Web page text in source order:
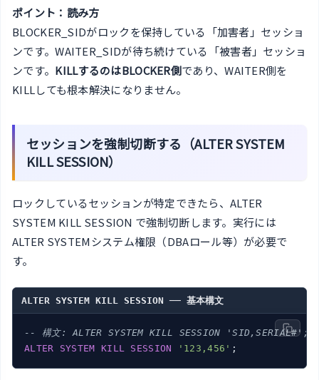
ポイント：読み方
BLOCKER_SIDがロックを保持している「加害者」セッショ
ンです。WAITER_SIDが待ち続けている「被害者」セッショ
ンです。 KILLするのはBLOCKER側であり、WAITER側を
KILLしても根本解決になりません。
セッションを強制切断する（ALTER SYSTEM
KILL SESSION）
ロックしているセッションが特定できたら、ALTER
SYSTEM KILL SESSION で強制切断します。実行には
ALTER SYSTEMシステム権限（DBAロール等）が必要で
す。
ALTER SYSTEM KILL SESSION ── 基本構文
-- 構文: ALTER SYSTEM KILL SESSION 'SID,SERIAL#';
ALTER
SYSTEM KILL SESSION '123,456'